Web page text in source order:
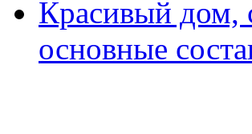
Красивый дом,
основные